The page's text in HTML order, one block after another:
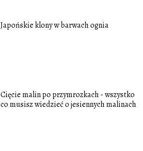
Japońskie klony w barwach ognia
Cięcie malin po przymrozkach - wszystko
co musisz wiedzieć o jesiennych malinach